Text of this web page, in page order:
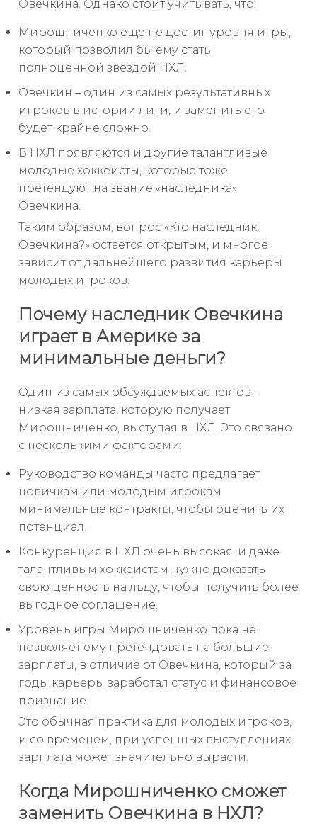
Овечкина. Однако стоит учитывать, что:
Мирошниченко еще не достиг уровня игры,
который позволил бы ему стать
полноценной звездой НХЛ.
Овечкин – один из самых результативных
игроков в истории лиги, и заменить его
будет крайне сложно.
В НХЛ появляются и другие талантливые
молодые хоккеисты, которые тоже
претендуют на звание «наследника»
Овечкина.
Таким образом, вопрос «Кто наследник
Овечкина?» остается открытым, и многое
зависит от дальнейшего развития карьеры
молодых игроков.
Почему наследник Овечкина
играет в Америке за
минимальные деньги?
Один из самых обсуждаемых аспектов –
низкая зарплата, которую получает
Мирошниченко, выступая в НХЛ. Это связано
с несколькими факторами:
Руководство команды часто предлагает
новичкам или молодым игрокам
минимальные контракты, чтобы оценить их
потенциал.
Конкуренция в НХЛ очень высокая, и даже
талантливым хоккеистам нужно доказать
свою ценность на льду, чтобы получить более
выгодное соглашение.
Уровень игры Мирошниченко пока не
позволяет ему претендовать на большие
зарплаты, в отличие от Овечкина, который за
годы карьеры заработал статус и финансовое
признание.
Это обычная практика для молодых игроков,
и со временем, при успешных выступлениях,
зарплата может значительно вырасти.
Когда Мирошниченко сможет
заменить Овечкина в НХЛ?